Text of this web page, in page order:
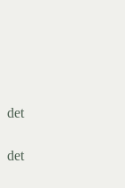
det
det